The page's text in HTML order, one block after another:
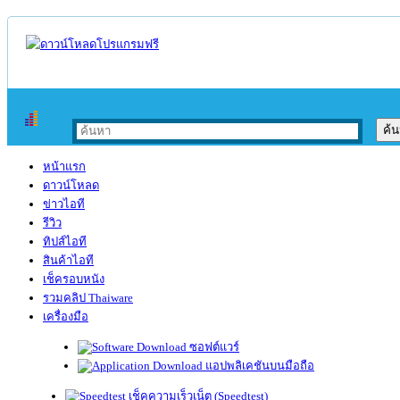
หน้าแรก
ดาวน์โหลด
ข่าวไอที
รีวิว
ทิปส์ไอที
สินค้าไอที
เช็ครอบหนัง
รวมคลิป Thaiware
เครื่องมือ
ซอฟต์แวร์
แอปพลิเคชันบนมือถือ
เช็คความเร็วเน็ต (Speedtest)